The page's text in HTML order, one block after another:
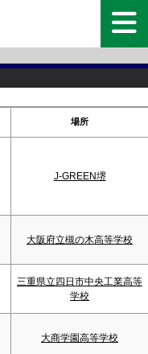
場所
J-GREEN堺
大阪府立槻の木高等学校
三重県立四日市中央工業高等
学校
大商学園高等学校